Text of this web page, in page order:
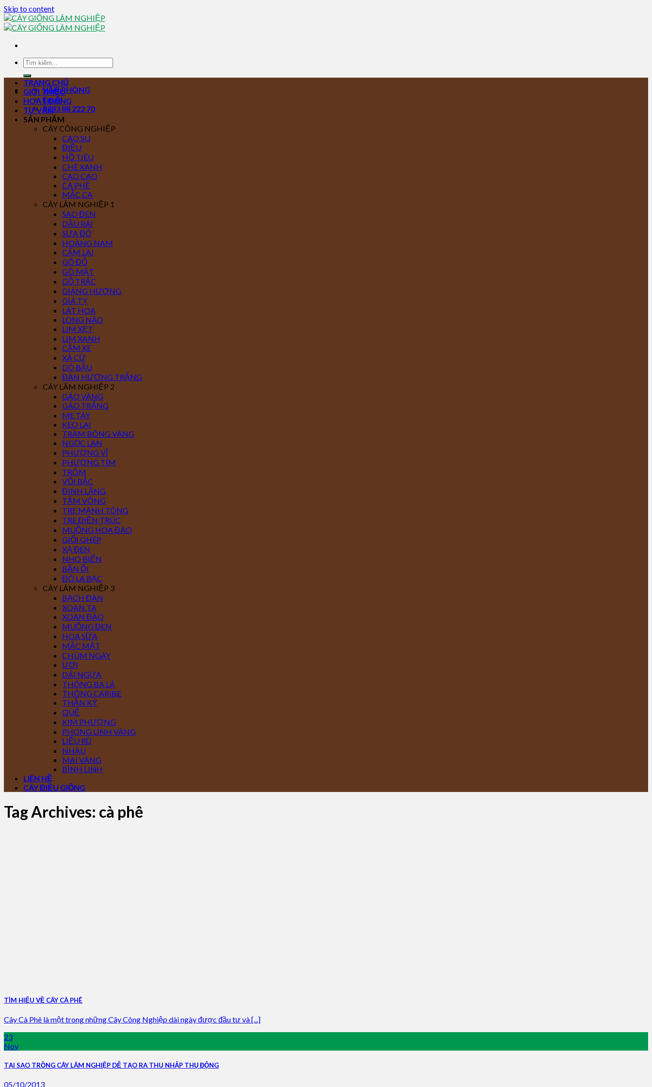
Skip to content
VĂN PHÒNG
Email
0283 88 222 70
TRANG CHỦ
GIỚI THIỆU
HOẠT ĐỘNG
TƯ VẤN
SẢN PHẨM
CÂY CÔNG NGHIỆP
CAO SU
ĐIỀU
HỒ TIÊU
CHÈ XANH
CAO CAO
CÀ PHÊ
MẮC CA
CÂY LÂM NGHIỆP 1
SAO ĐEN
DẦU RÁI
SƯA ĐỎ
HOÀNG NAM
CẨM LAI
GÕ ĐỎ
GÕ MẬT
GỖ TRẮC
GIÁNG HƯƠNG
GIÁ TỴ
LÁT HOA
LONG NÃO
LIM XẸT
LIM XANH
CĂM XE
XÀ CỪ
DÓ BẦU
ĐÀN HƯƠNG TRẮNG
CÂY LÂM NGHIỆP 2
GÁO VÀNG
GÁO TRẮNG
ME TÂY
KEO LAI
TRÀM BÔNG VÀNG
NGỌC LAN
PHƯỢNG VĨ
PHƯỢNG TÍM
TRÔM
VỐI BẮC
ĐINH LĂNG
TẦM VÔNG
TRE MẠNH TÔNG
TRE ĐIỀN TRÚC
MUỒNG HOA ĐÀO
GIỔI GHÉP
XẠ ĐEN
NHO BIỂN
BẦN ỔI
ĐÔ LA BẠC
CÂY LÂM NGHIỆP 3
BẠCH ĐÀN
XOAN TA
XOAN ĐÀO
MUỒNG ĐEN
HOA SỮA
MẮC MẬT
CHÙM NGÂY
ƯƠI
DÁI NGỰA
THÔNG BA LÁ
THÔNG CARIBE
THẦN KỲ
QUẾ
KIM PHƯỢNG
PHONG LINH VÀNG
LIỄU RŨ
NHÀU
MAI VÀNG
BÌNH LINH
LIÊN HỆ
CÂY ĐIỀU GIỐNG
Tag Archives: cà phê
TÌM HIỂU VỀ CÂY CÀ PHÊ
Cây Cà Phê là một trong những Cây Công Nghiệp dài ngày được đầu tư và [...]
23
Nov
TẠI SAO TRỒNG CÂY LÂM NGHIỆP DỄ TẠO RA THU NHẬP THỤ ĐỘNG
05/10/2013